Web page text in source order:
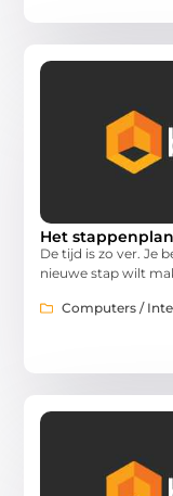
Het
De tijd is zo ver. Je
nieuwe stap wilt
Computers /